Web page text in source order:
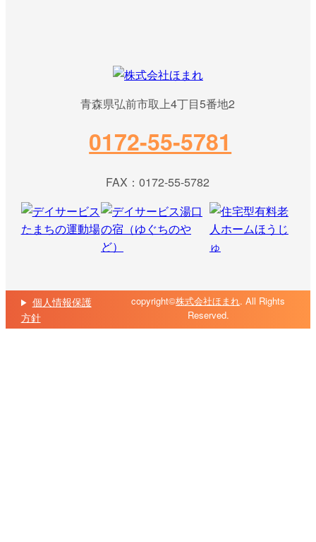
青森県弘前市取上4丁目5番地2
0172-55-5781
FAX：0172-55-5782
個人情報保護
方針
copyright©株式会社ほまれ. All Rights
Reserved.